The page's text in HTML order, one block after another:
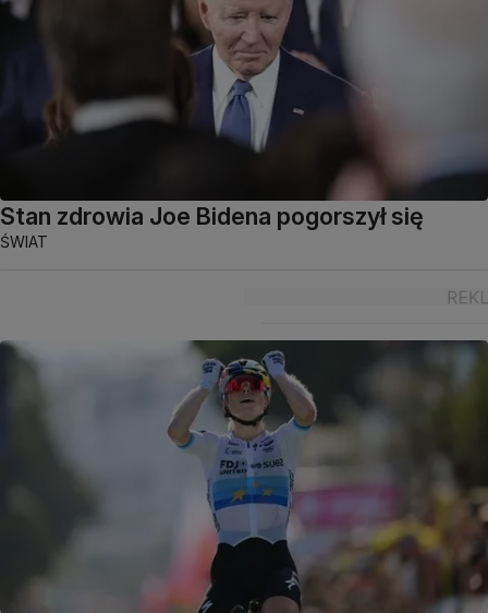
Stan zdrowia Joe Bidena pogorszył się
ŚWIAT